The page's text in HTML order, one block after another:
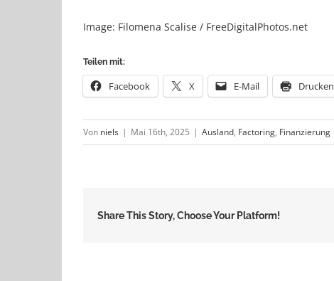
Image: Filomena Scalise / FreeDigitalPhotos.net
Teilen mit:
Facebook X E-Mail Drucken
Von niels | Mai 16th, 2025 | Ausland, Factoring, Finanzierung
Share This Story, Choose Your Platform!